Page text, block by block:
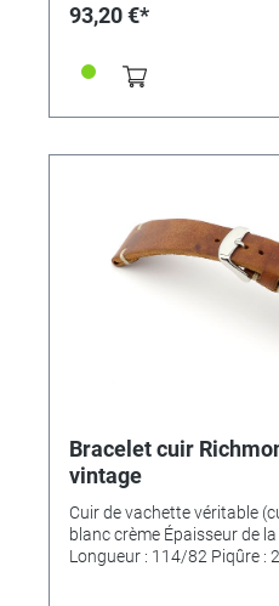
93,20 €*
Bracelet cuir
vintage
Cuir de vachette véritable
blanc crème Épaisseur de
Longueur : 114/82 Piqûre :